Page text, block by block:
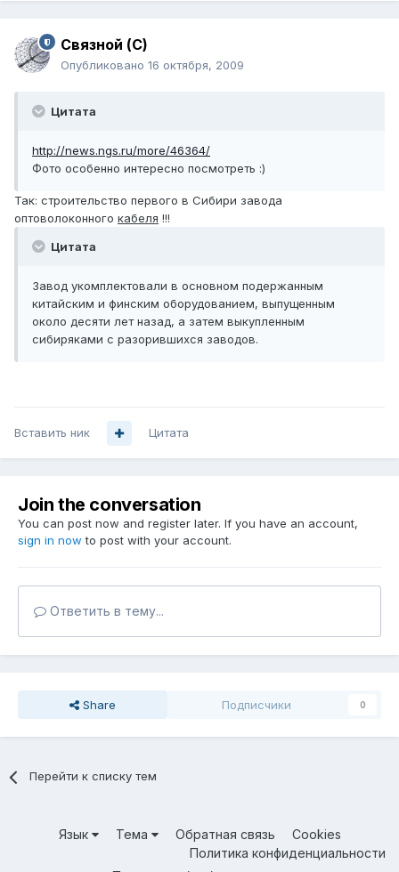
Связной (С)
Опубликовано 16 октября, 2009
Цитата
http://news.ngs.ru/more/46364/
Фото особенно интересно посмотреть :)
Так: строительство первого в Сибири завода
оптоволоконного кабеля !!!
Цитата
Завод укомплектовали в основном подержанным
китайским и финским оборудованием, выпущенным
около десяти лет назад, а затем выкупленным
сибиряками с разорившихся заводов.
Вставить ник Цитата
Join the conversation
You can post now and register later. If you have an account,
sign in now to post with your account.
Ответить в тему...
Share Подписчики 0
Перейти к списку тем
Язык Тема Обратная связь
Cookies
Политика конфиденциальности